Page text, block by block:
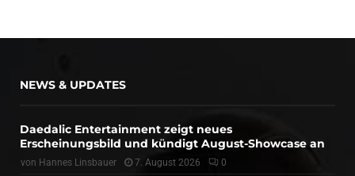
NEWS & UPDATES
Daedalic Entertainment zeigt neues
Erscheinungsbild und kündigt August-Showcase an
von Hannes Linsbauer 7. August 2026 0